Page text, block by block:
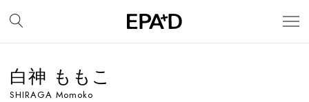
白神 ももこ
SHIRAGA Momoko